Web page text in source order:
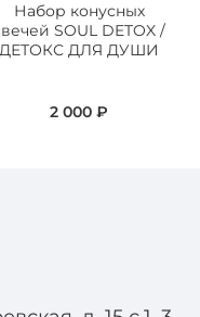
Набор конусных
SOUL DETOX /
ДЕТОКС ДЛЯ ДУШИ
2 000 ₽